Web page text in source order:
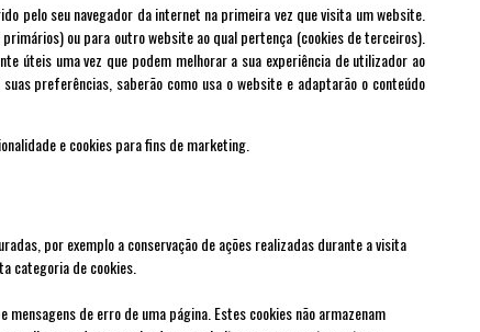
pelo seu navegador da internet na primeira vez que visita um website.
ou para outro website ao qual pertença (cookies de terceiros).
úteis uma vez que podem melhorar a sua experiência de utilizador ao
preferências, saberão como usa o website e adaptarão o conteúdo
e cookies para fins de marketing.
por exemplo a conservação de ações realizadas durante a visita
categoria de cookies.
de erro de uma página. Estes cookies não armazenam